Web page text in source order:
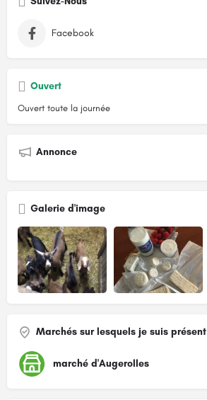
Facebook
Ouvert
Ouvert toute la journée
Annonce
Galerie d'image
Marchés sur lesquels je suis présent
marché d'Augerolles